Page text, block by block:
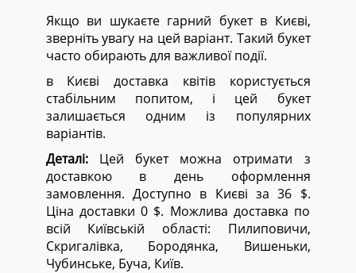
Якщо ви шукаєте гарний букет в Києві,
зверніть увагу на цей варіант. Такий букет
часто обирають для важливої події.
в Києві доставка квітів користується
стабільним попитом, і цей букет
залишається одним із популярних
варіантів.
Деталі:Цей букет можна отримати з
доставкою в день оформлення
замовлення. Доступно в Києві за 36 $.
Ціна доставки 0 $. Можлива доставка по
всій Київській області: Пилиповичи,
Скригалівка, Бородянка, Вишеньки,
Чубинське, Буча, Київ.